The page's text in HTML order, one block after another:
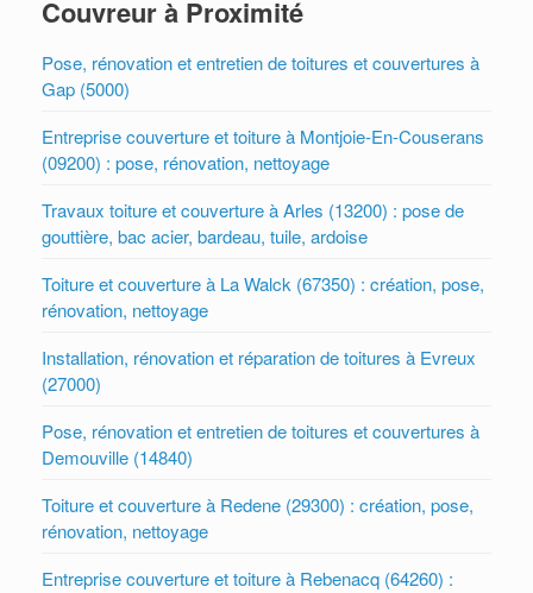
Couvreur à Proximité
Pose, rénovation et entretien de toitures et couvertures à
Gap (5000)
Entreprise couverture et toiture à Montjoie-En-Couserans
(09200) : pose, rénovation, nettoyage
Travaux toiture et couverture à Arles (13200) : pose de
gouttière, bac acier, bardeau, tuile, ardoise
Toiture et couverture à La Walck (67350) : création, pose,
rénovation, nettoyage
Installation, rénovation et réparation de toitures à Evreux
(27000)
Pose, rénovation et entretien de toitures et couvertures à
Demouville (14840)
Toiture et couverture à Redene (29300) : création, pose,
rénovation, nettoyage
Entreprise couverture et toiture à Rebenacq (64260) :